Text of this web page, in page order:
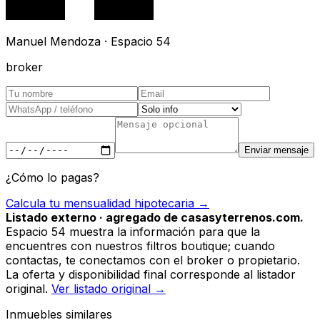
Manuel Mendoza · Espacio 54
broker
Enviar mensaje
¿Cómo lo pagas?
Calcula tu mensualidad hipotecaria →
Listado externo · agregado de casasyterrenos.com.
Espacio 54 muestra la información para que la
encuentres con nuestros filtros boutique; cuando
contactas, te conectamos con el broker o propietario.
La oferta y disponibilidad final corresponde al listador
original. Ver listado original →
Inmuebles similares